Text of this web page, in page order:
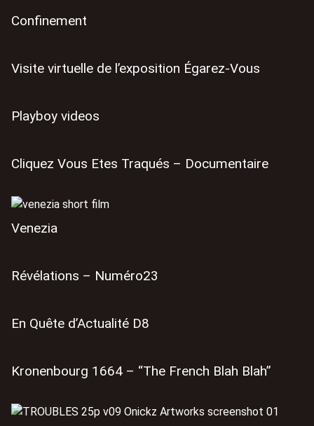
Confinement
Visite virtuelle de l’exposition Égarez-Vous
Playboy videos
Cliquez Vous Etes Traqués – Documentaire
Venezia
Révélations – Numéro23
En Quête d’Actualité D8
Kronenbourg 1664 – “The French Blah Blah”